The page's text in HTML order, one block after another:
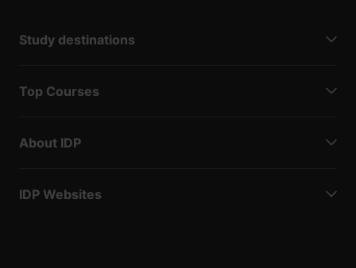
Study destinations
Top Courses
About IDP
IDP Websites